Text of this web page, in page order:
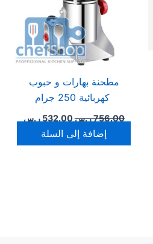
مطحنة بهارات و حبوب
كهربائية 250 جرام
756.00ر.س532.00 ر.س
إضافة إلى السلة